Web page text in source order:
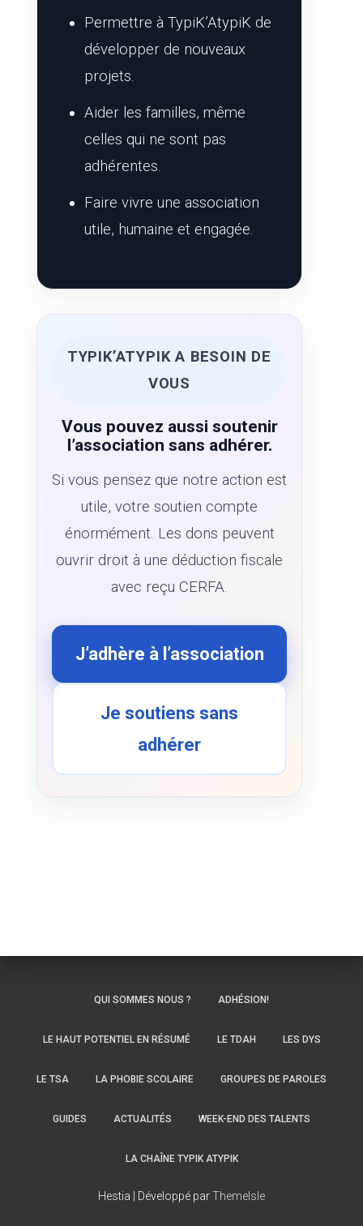
Permettre à TypiK’AtypiK de
développer de nouveaux
projets.
Aider les familles, même
celles qui ne sont pas
adhérentes.
Faire vivre une association
utile, humaine et engagée.
TYPIK’ATYPIK A BESOIN DE
VOUS
Vous pouvez aussi soutenir
l’association sans adhérer.
Si vous pensez que notre action est
utile, votre soutien compte
énormément. Les dons peuvent
ouvrir droit à une déduction fiscale
avec reçu CERFA.
J’adhère à l’association
Je soutiens sans
adhérer
QUI SOMMES NOUS ? ADHÉSION!
LE HAUT POTENTIEL EN RÉSUMÉ LE TDAH LES DYS
LE TSA LA PHOBIE SCOLAIRE GROUPES DE PAROLES
GUIDES ACTUALITÉS WEEK-END DES TALENTS
LA CHAÎNE TYPIK ATYPIK
Hestia | Développé parThemeIsle